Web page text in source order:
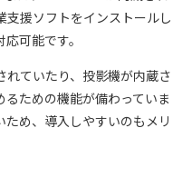
支援ソフトをインストールし
可能です。
ていたり、投影機が内蔵さ
ための機能が備わっていま
め、導入しやすいのもメリ